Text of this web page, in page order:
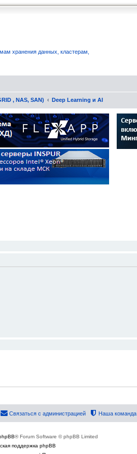
хранения данных, кластерам,
, NAS, SAN) Deep Learning и AI
Наша команда
Связаться с администрацией
® Forum Software © phpBB Limited
поддержка phpBB